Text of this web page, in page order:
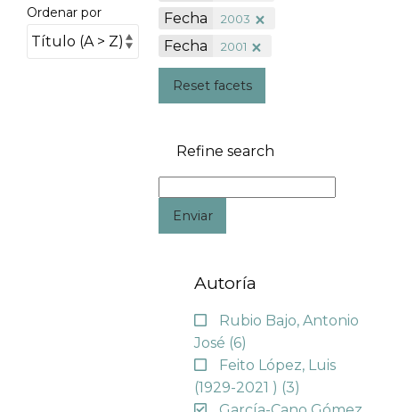
Ordenar por Fecha 2003
Fecha 2001
Reset facets
Refine search
Enviar
Autoría
Rubio Bajo, Antonio
José (6)
Feito López, Luis
(1929-2021 ) (3)